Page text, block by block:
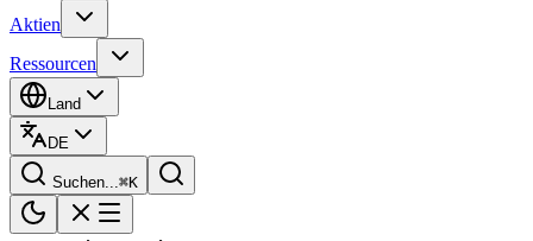
Aktien
Ressourcen
Land
DE
Suchen...⌘K